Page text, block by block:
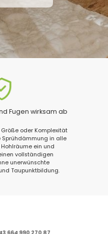
Fugen wirksam ab
oder Komplexität
Sprühdämmung in alle
ein und
vollständigen
unerwünschte
Taupunktbildung.